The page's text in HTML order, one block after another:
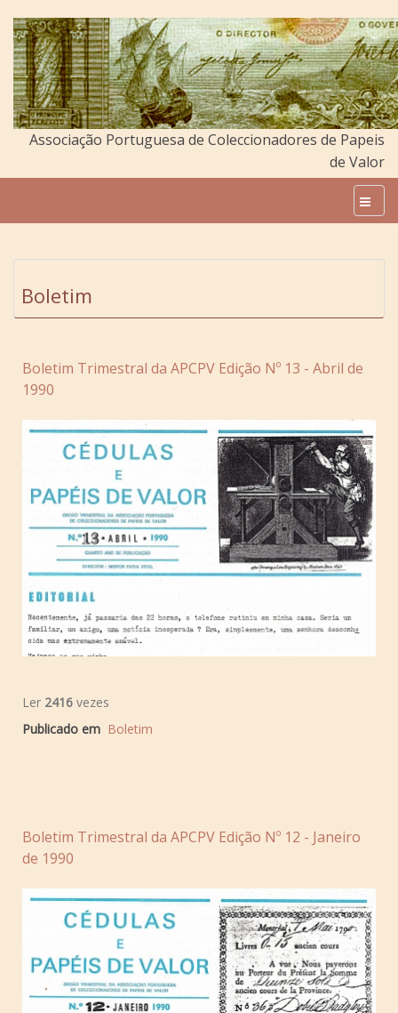
Associação Portuguesa de Coleccionadores de Papeis
de Valor
Boletim
Boletim Trimestral da APCPV Edição Nº 13 - Abril de
1990
Ler 2416 vezes
Publicado em Boletim
Boletim Trimestral da APCPV Edição Nº 12 - Janeiro
de 1990